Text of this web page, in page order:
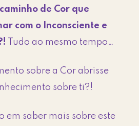
de Cor que
com o Inconsciente e
Tudo ao mesmo tempo…
sobre a Cor abrisse
sobre ti?!
em saber mais sobre este